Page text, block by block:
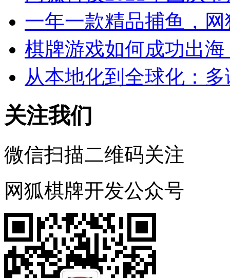
一年一款精品捕鱼，
棋牌游戏如何成功出
从本地化到全球化：
关注我们
微信扫描二维码关注
网狐棋牌开发公众号